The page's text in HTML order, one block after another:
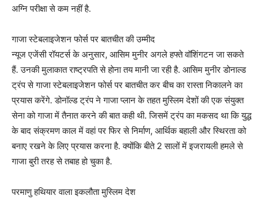
अग्नि परीक्षा से कम नहीं है.
गाजा स्टेबलाइजेशन फोर्स पर बातचीत की उम्मीद
न्यूज एजेंसी रॉयटर्स के अनुसार, आसिम मुनीर अगले हफ्ते वॉशिंगटन जा सकते
हैं. उनकी मुलाकात राष्ट्रपति से होना तय मानी जा रही है. आसिम मुनीर डोनाल्ड
ट्रंप से गाजा स्टेबलाइजेशन फोर्स पर बातचीत कर बीच का रास्ता निकालने का
प्रयास करेंगे. डोनॉल्ड ट्रंप ने गाजा प्लान के तहत मुस्लिम देशों की एक संयुक्त
सेना को गाजा में तैनात करने की बात कही थी. जिसमें ट्रंप का मकसद था कि युद्ध
के बाद संक्रमण काल में वहां पर फिर से निर्माण, आर्थिक बहाली और स्थिरता को
बनाए रखने के लिए प्रयास करना है. क्योंकि बीते 2 सालों में इजरायली हमले से
गाजा बुरी तरह से तबाह हो चुका है.
परमाणु हथियार वाला इकलौता मुस्लिम देश